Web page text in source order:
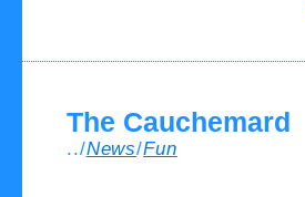
The Cauchemard
../News/Fun